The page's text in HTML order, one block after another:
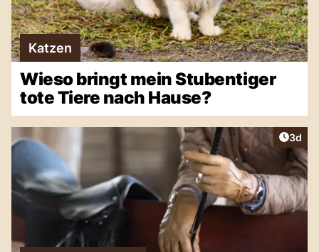
Katzen
Wieso bringt mein Stubentiger
tote Tiere nach Hause?
3d